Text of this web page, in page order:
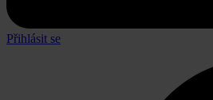
Přihlásit se